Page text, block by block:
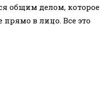
общим делом, которое
в лицо. Все это